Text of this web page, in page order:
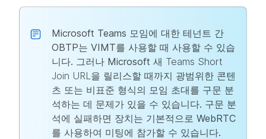
Microsoft Teams 모임에 대한 테넌트 간
OBTP는 VIMT를 사용할 때 사용할 수 있습
니다. 그러나 Microsoft 새 Teams Short
Join URL을 릴리스할 때까지 광범위한 콘텐
츠 또는 비표준 형식의 모임 초대를 구문 분
석하는 데 문제가 있을 수 있습니다. 구문 분
석에 실패하면 장치는 기본적으로 WebRTC
를 사용하여 미팅에 참가할 수 있습니다.